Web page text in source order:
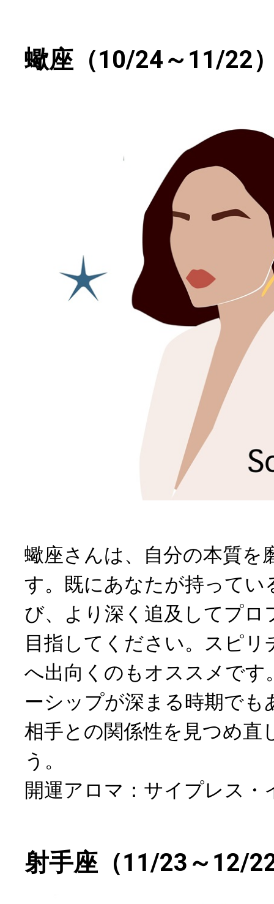
蠍座（10/24～11/22
蠍座さんは、自分の本質を
す。既にあなたが持ってい
び、より深く追及してプロ
目指してください。スピ
へ出向くのもオススメです
ーシップが深まる時期でも
相手との関係性を見つめ直
う。
開運アロマ：サイプレス・
射手座（11/23～12/